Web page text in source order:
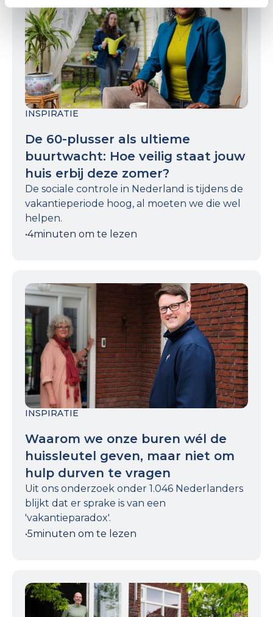
INSPIRATIE
De 60-plusser als ultieme
buurtwacht: Hoe veilig staat jouw
huis erbij deze zomer?
De sociale controle in Nederland is tijdens de
vakantieperiode hoog, al moeten we die wel
helpen.
•4minuten om te lezen
INSPIRATIE
Waarom we onze buren wél de
huissleutel geven, maar niet om
hulp durven te vragen
Uit ons onderzoek onder 1.046 Nederlanders
blijkt dat er sprake is van een
'vakantieparadox'.
•5minuten om te lezen